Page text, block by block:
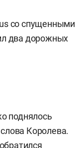
со спущенными
два дорожных
поднялось
слова Королева.